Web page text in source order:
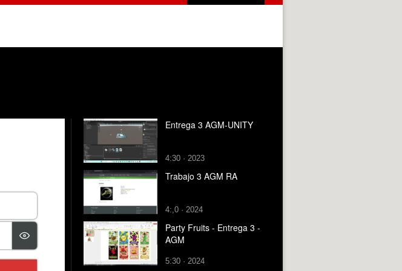
Entrega 3 AGM-UNITY
4:30 · 2023
Trabajo 3 AGM RA
4:,0 · 2024
Party Fruits - Entrega 3 -
AGM
5:30 · 2024